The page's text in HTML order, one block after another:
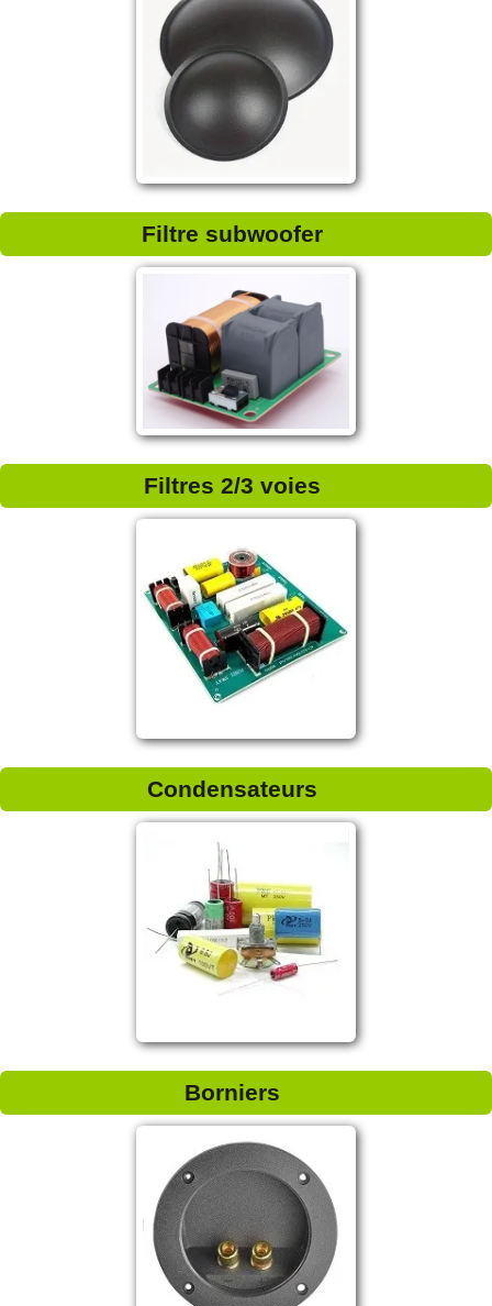
Filtre subwoofer
Filtres 2/3 voies
Condensateurs
Borniers